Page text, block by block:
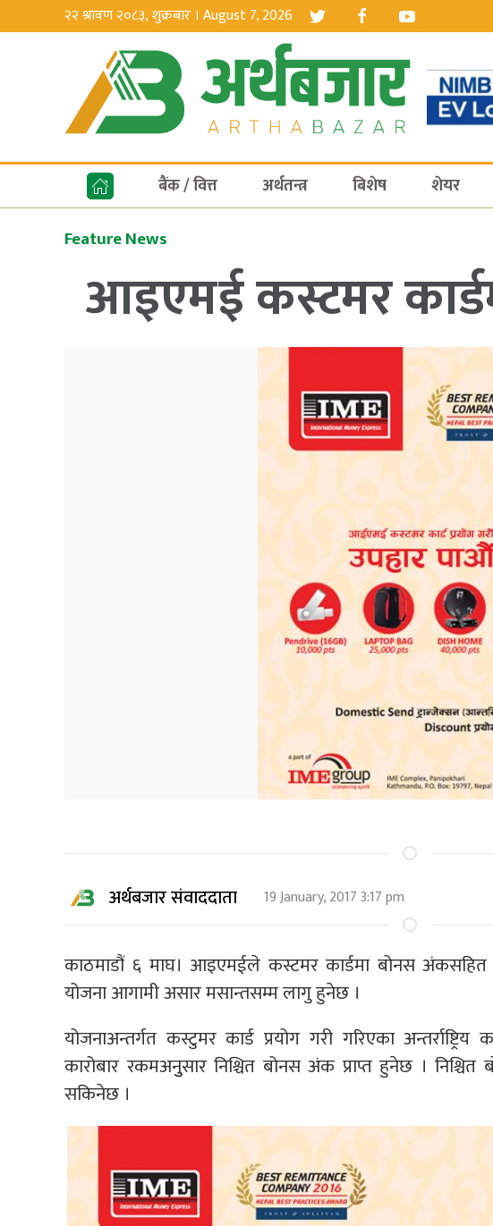
२२ श्रावण २०८३, शुक्रबार । August 7, 2026
बैंक / वित्त अर्थतन्त्र बिशेष शेयर
Feature News
आइएमई कस्टमर
अर्थबजार संवाददाता 19 January, 2017 3:17 pm
काठमाडौं ६ माघ। आइएमईले कस्टमर कार्डमा बोनस अंकसहित
योजना आगामी असार मसान्तसम्म लागु हुनेछ ।
योजनाअन्तर्गत कस्टुमर कार्ड प्रयोग गरी गरिएका
कारोबार रकमअनुुसार निश्चित बोनस अंक प्राप्त हुनेछ । निश्चित
सकिनेछ ।